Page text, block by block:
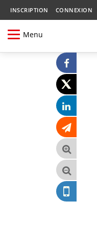
INSCRIPTION CONNEXION
Menu